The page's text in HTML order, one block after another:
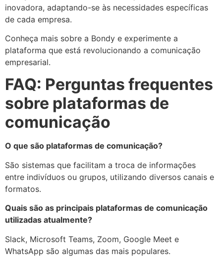
inovadora, adaptando-se às necessidades específicas
de cada empresa.
Conheça mais sobre a Bondy e experimente a
plataforma que está revolucionando a comunicação
empresarial.
FAQ: Perguntas frequentes
sobre plataformas de
comunicação
O que são plataformas de comunicação?
São sistemas que facilitam a troca de informações
entre indivíduos ou grupos, utilizando diversos canais e
formatos.
Quais são as principais plataformas de comunicação
utilizadas atualmente?
Slack, Microsoft Teams, Zoom, Google Meet e
WhatsApp são algumas das mais populares.